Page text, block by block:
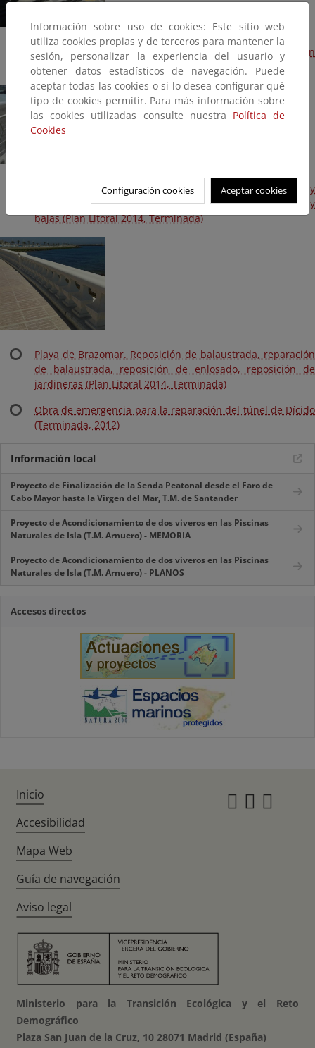
Playa La Atalaya. Reposición de solarium y acera (Plan
Litoral 2014, Terminada)
Playa de Ostende. Desmontado y retirada de barandilla y
albardillas deterioradas. Reposición de barandillas altas y
bajas (Plan Litoral 2014, Terminada)
Playa de Brazomar. Reposición de balaustrada, reparación
de balaustrada, reposición de enlosado, reposición de
jardineras (Plan Litoral 2014, Terminada)
Obra de emergencia para la reparación del túnel de Dícido
(Terminada, 2012)
Información local
Proyecto de Finalización de la Senda Peatonal desde el Faro de
Cabo Mayor hasta la Virgen del Mar, T.M. de Santander
Proyecto de Acondicionamiento de dos viveros en las Piscinas
Naturales de Isla (T.M. Arnuero) - MEMORIA
Proyecto de Acondicionamiento de dos viveros en las Piscinas
Naturales de Isla (T.M. Arnuero) - PLANOS
Accesos directos
Información sobre uso de cookies: Este sitio web
utiliza cookies propias y de terceros para mantener la
sesión, personalizar la experiencia del usuario y
obtener datos estadísticos de navegación. Puede
aceptar todas las cookies o si lo desea configurar qué
tipo de cookies permitir. Para más información sobre
las cookies utilizadas consulte nuestra Política de
Cookies
Configuración cookies Aceptar cookies
Inicio
Accesibilidad
Mapa Web
Guía de navegación
Aviso legal
Ministerio para la Transición Ecológica y el Reto
Demográfico
Plaza San Juan de la Cruz, 10 28071 Madrid (España)